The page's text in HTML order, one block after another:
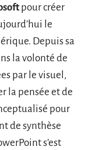
pour créer
le
Depuis sa
la volonté de
par le visuel,
la pensée et de
pour
de synthèse
s’est